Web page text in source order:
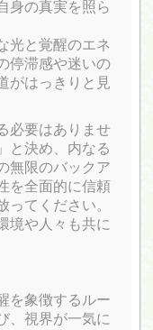
身の真実を照ら
光と覚醒のエネ
停滞感や迷いの
がはっきりと見
必要はありませ
と決め、内なる
無限のバックア
を全面的に信頼
ってください。
境や人々も共に
を象徴するルー
、視界が一気に